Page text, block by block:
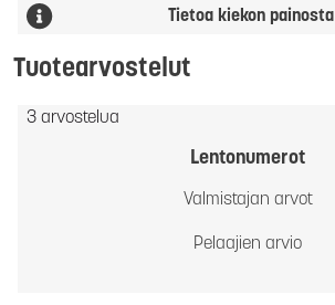
Tietoa kiekon painosta
Tuotearvostelut
3 arvostelua
Lentonumerot
Valmistajan arvot
Pelaajien arvio